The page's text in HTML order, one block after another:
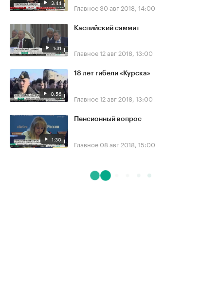
3:44 Главное30 авг 2018, 14:00
1:31
Каспийский саммит
Главное12 авг 2018, 13:00
0:56
18 лет гибели «Курска»
Главное12 авг 2018, 13:00
1:30
Пенсионный вопрос
Главное 08 авг 2018, 15:00